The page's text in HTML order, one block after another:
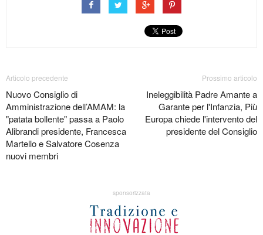
Articolo precedente
Nuovo Consiglio di
Amministrazione dell’AMAM: la
"patata bollente" passa a Paolo
Alibrandi presidente, Francesca
Martello e Salvatore Cosenza
nuovi membri
Prossimo articolo
Ineleggibilità Padre Amante a
Garante per l'Infanzia, Più
Europa chiede l'intervento del
presidente del Consiglio
sponsorizzata